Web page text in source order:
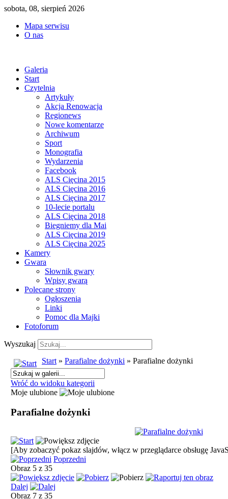
sobota, 08, sierpień 2026
Mapa serwisu
O nas
Galeria
Start
Czytelnia
Artykuły
Akcja Renowacja
Regionews
Nowe komentarze
Archiwum
Sport
Monografia
Wydarzenia
Facebook
ALS Cięcina 2015
ALS Cięcina 2016
ALS Cięcina 2017
10-lecie portalu
ALS Cięcina 2018
Biegniemy dla Mai
ALS Cięcina 2019
ALS Cięcina 2025
Kamery
Gwara
Słownik gwary
Wpisy gwarą
Polecane strony
Ogłoszenia
Linki
Pomoc dla Majki
Fotoforum
Wyszukaj
Start » Parafialne dożynki » Parafialne dożynki
Wróć do widoku kategorii
Moje ulubione
Parafialne dożynki
[Aby zobaczyć pokaz slajdów, włącz w przeglądarce obsługę
Poprzedni
Obraz 5 z 35
Dalej
Obraz 7 z 35